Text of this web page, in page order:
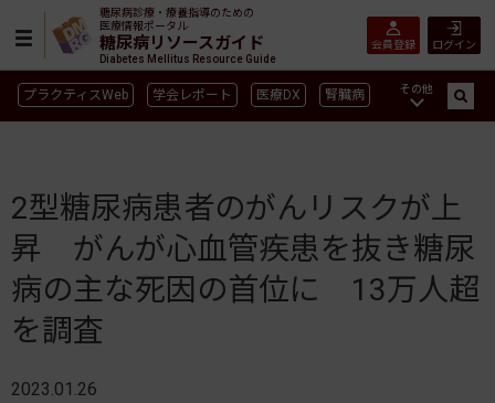
糖尿病診療・療養指導のための
医療情報ポータル
糖尿病リソースガイド
Diabetes Mellitus Resource Guide
ログイン
会員登録
プラクティスWeb 学会レポート 医療DX 腎臓病
インスリン製剤 薬物療法 食事療法 運動療法
合併症 ガイドライン
その他
2型糖尿病患者のがんリスクが上
昇 がんが心血管疾患を抜き糖尿
病の主な死因の首位に 13万人超
を調査
2023.01.26